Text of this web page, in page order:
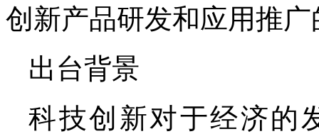
创新产品研发和应用推
出台背景
科技创新对于经济的